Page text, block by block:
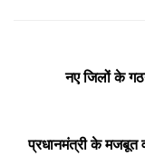
नए जिलों के
प्रधानमंत्री के मजबूत